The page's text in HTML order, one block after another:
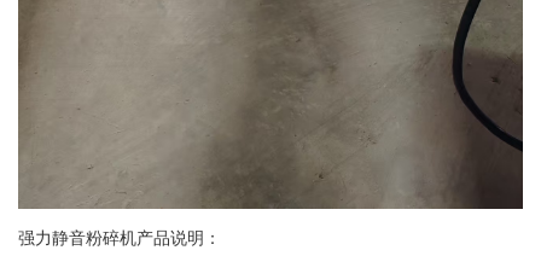
强力静音粉碎机产品说明：